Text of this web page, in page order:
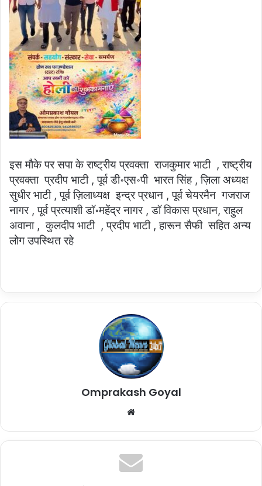
इस मौके पर सपा के राष्ट्रीय प्रवक्ता राजकुमार भाटी , राष्ट्रीय
प्रवक्ता प्रदीप भाटी , पूर्व डी॰एस॰पी भारत सिंह , ज़िला अध्यक्ष
सुधीर भाटी , पूर्व ज़िलाध्यक्ष इन्द्र प्रधान , पूर्व चेयरमैन गजराज
नागर , पूर्व प्रत्याशी डॉ॰महेंद्र नागर , डॉ विकास प्रधान, राहुल
अवाना , कुलदीप भाटी , प्रदीप भाटी , हारून सैफी सहित अन्य
लोग उपस्थित रहे
Omprakash Goyal
Website